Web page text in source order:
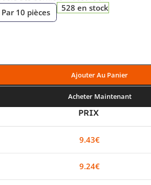
Par 10 pièces
528 en stock
Ajouter Au Panier
Acheter Maintenant
PRIX
9.43€
9.24€